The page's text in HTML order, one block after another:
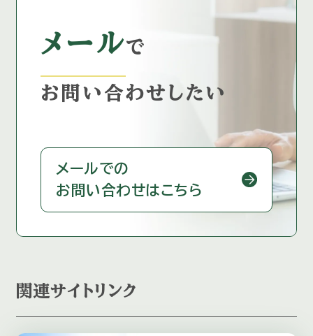
メールで
お問い合わせしたい
メールでの
お問い合わせはこちら
関連サイトリンク